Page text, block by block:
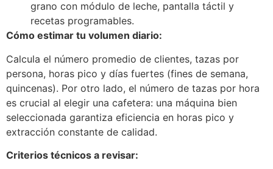
grano con módulo de leche, pantalla táctil y
recetas programables.
Cómo estimar tu volumen diario:
Calcula el número promedio de clientes, tazas por
persona, horas pico y días fuertes (fines de semana,
quincenas). Por otro lado, el número de tazas por hora
es crucial al elegir una cafetera: una máquina bien
seleccionada garantiza eficiencia en horas pico y
extracción constante de calidad.
Criterios técnicos a revisar: